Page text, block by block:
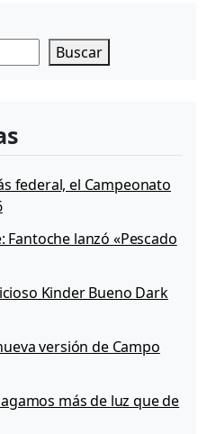
Buscar
federal, el Campeonato
Fantoche lanzó «Pescado
Kinder Bueno Dark
versión de Campo
más de luz que de